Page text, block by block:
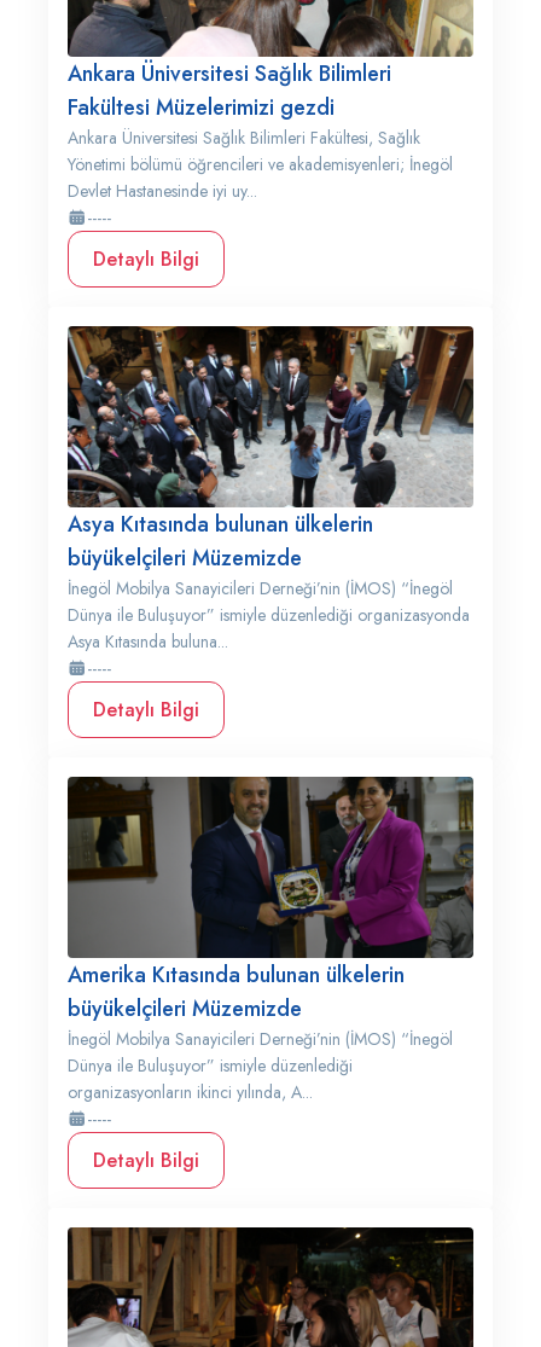
Ankara Üniversitesi Sağlık Bilimleri
Fakültesi Müzelerimizi gezdi
Ankara Üniversitesi Sağlık Bilimleri Fakültesi, Sağlık
Yönetimi bölümü öğrencileri ve akademisyenleri; İnegöl
Devlet Hastanesinde iyi uy...
-----
Detaylı Bilgi
Asya Kıtasında bulunan ülkelerin
büyükelçileri Müzemizde
İnegöl Mobilya Sanayicileri Derneği’nin (İMOS) “İnegöl
Dünya ile Buluşuyor” ismiyle düzenlediği organizasyonda
Asya Kıtasında buluna...
-----
Detaylı Bilgi
Amerika Kıtasında bulunan ülkelerin
büyükelçileri Müzemizde
İnegöl Mobilya Sanayicileri Derneği’nin (İMOS) “İnegöl
Dünya ile Buluşuyor” ismiyle düzenlediği
organizasyonların ikinci yılında, A...
-----
Detaylı Bilgi